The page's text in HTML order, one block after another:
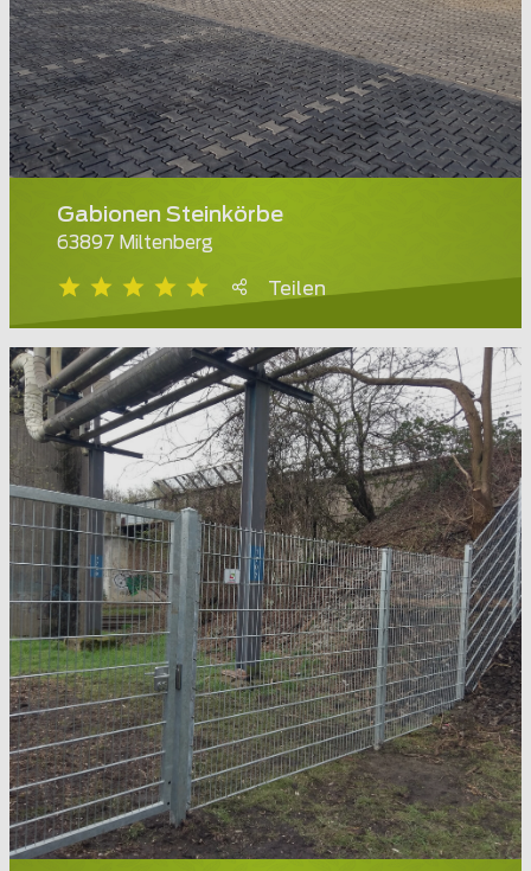
Gabionen Steinkörbe
63897 Miltenberg
Teilen